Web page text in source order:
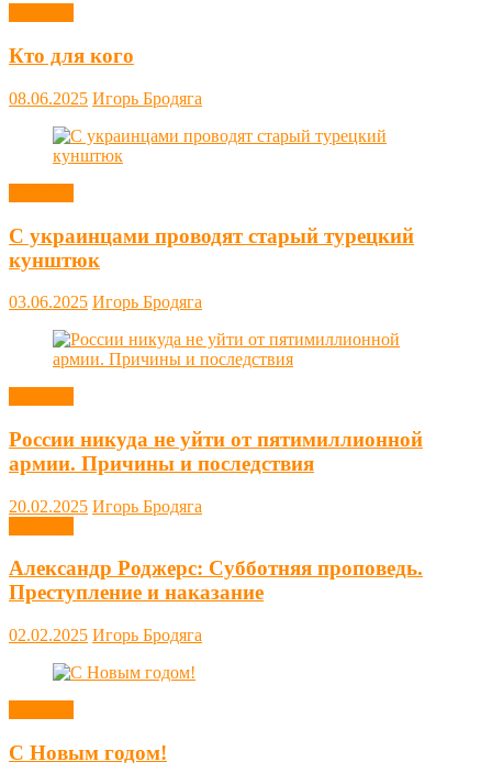
Кто для кого
08.06.2025 Игорь Бродяга
С украинцами проводят старый турецкий
кунштюк
03.06.2025 Игорь Бродяга
России никуда не уйти от пятимиллионной
армии. Причины и последствия
20.02.2025 Игорь Бродяга
Александр Роджерс: Субботняя проповедь.
Преступление и наказание
02.02.2025 Игорь Бродяга
С Новым годом!